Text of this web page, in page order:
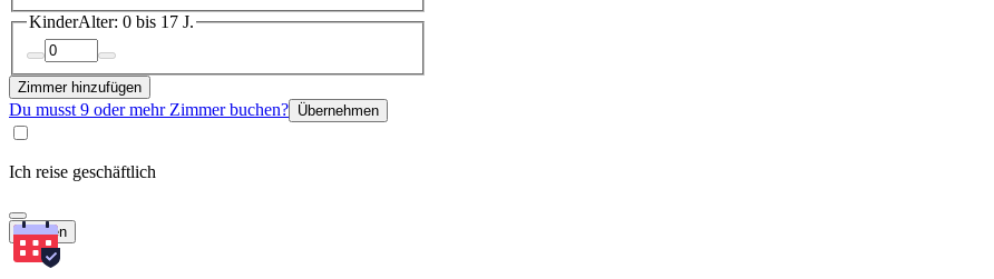
KinderAlter: 0 bis 17 J.
Zimmer hinzufügen
Du musst 9 oder mehr Zimmer buchen? Übernehmen
Ich reise geschäftlich
Suchen